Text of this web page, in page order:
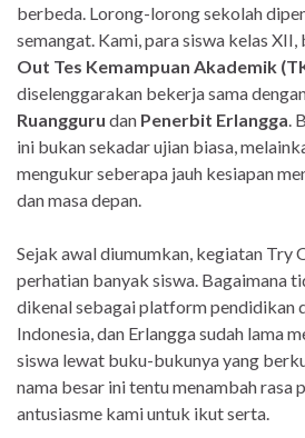
berbeda. Lorong-lorong sekolah
semangat. Kami, para siswa kelas
Out Tes Kemampuan Akademik
diselenggarakan bekerja sama
Ruangguru dan Penerbit Erlangga .
ini bukan sekadar ujian biasa,
mengukur seberapa jauh kesiapan
dan masa depan.
Sejak awal diumumkan, kegiatan Try
perhatian banyak siswa. Bagaimana
dikenal sebagai platform pendidikan
Indonesia, dan Erlangga sudah lama
siswa lewat buku-bukunya yang
nama besar ini tentu menambah rasa
antusiasme kami untuk ikut serta.